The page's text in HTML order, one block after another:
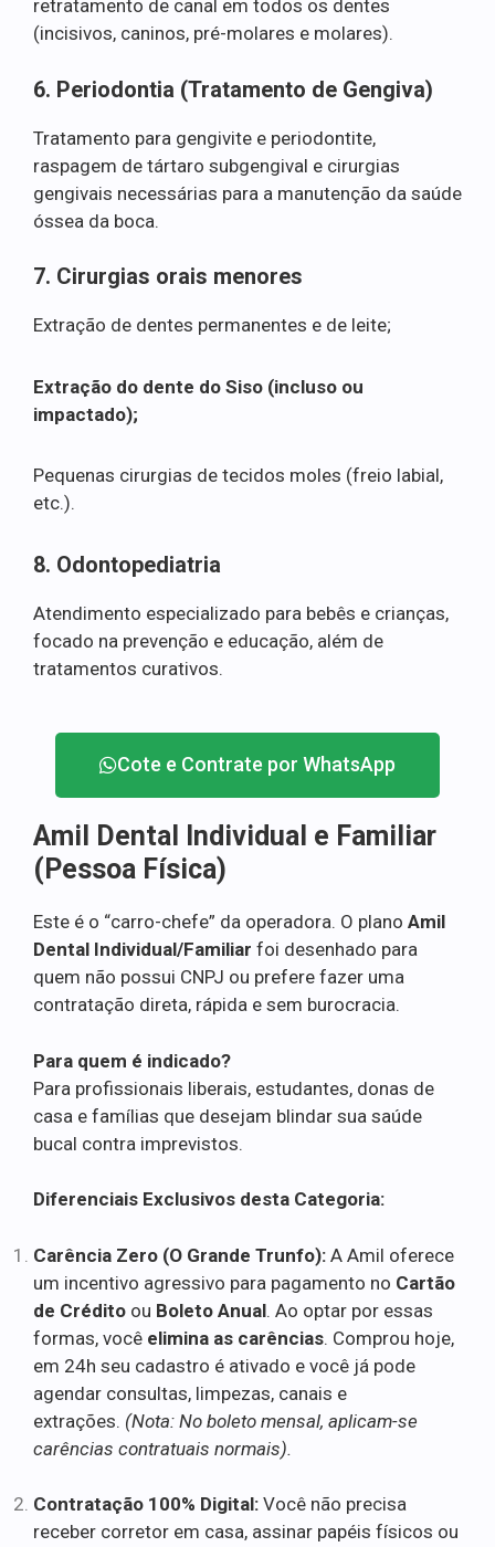
retratamento de canal em todos os dentes
(incisivos, caninos, pré-molares e molares).
6. Periodontia (Tratamento de Gengiva)
Tratamento para gengivite e periodontite,
raspagem de tártaro subgengival e cirurgias
gengivais necessárias para a manutenção da saúde
óssea da boca.
7. Cirurgias orais menores
Extração de dentes permanentes e de leite;
Extração do dente do Siso (incluso ou
impactado);
Pequenas cirurgias de tecidos moles (freio labial,
etc.).
8. Odontopediatria
Atendimento especializado para bebês e crianças,
focado na prevenção e educação, além de
tratamentos curativos.
Cote e Contrate por WhatsApp
Amil Dental Individual e Familiar
(Pessoa Física)
Este é o “carro-chefe” da operadora. O plano Amil
Dental Individual/Familiar foi desenhado para
quem não possui CNPJ ou prefere fazer uma
contratação direta, rápida e sem burocracia.
Para quem é indicado?
Para profissionais liberais, estudantes, donas de
casa e famílias que desejam blindar sua saúde
bucal contra imprevistos.
Diferenciais Exclusivos desta Categoria:
Carência Zero (O Grande Trunfo): A Amil oferece
um incentivo agressivo para pagamento no Cartão
de Crédito ou Boleto Anual. Ao optar por essas
formas, você elimina as carências. Comprou hoje,
em 24h seu cadastro é ativado e você já pode
agendar consultas, limpezas, canais e
extrações. (Nota: No boleto mensal, aplicam-se
carências contratuais normais).
Contratação 100% Digital: Você não precisa
receber corretor em casa, assinar papéis físicos ou